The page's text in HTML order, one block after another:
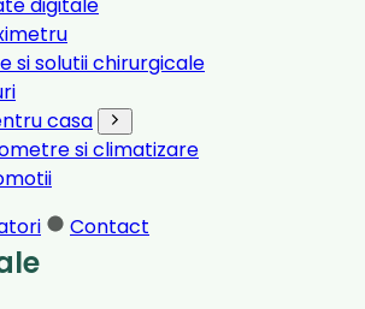
si solutii chirurgicale
casa
si climatizare
Contact